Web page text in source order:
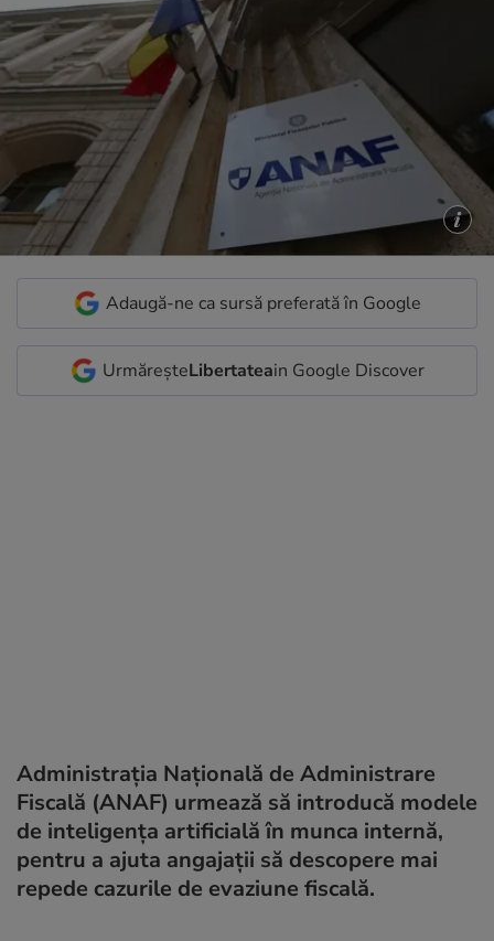
Adaugă-ne ca sursă preferată în Google
UrmăreșteLibertateain Google Discover
Administrația Națională de Administrare
Fiscală (ANAF) urmează să introducă modele
de inteligența artificială în munca internă,
pentru a ajuta angajații să descopere mai
repede cazurile de evaziune fiscală.